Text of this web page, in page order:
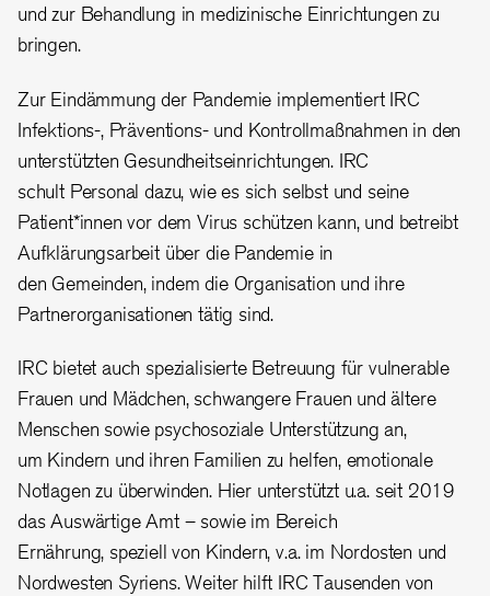
und zur Behandlung in medizinische Einrichtungen zu
bringen.
Zur Eindämmung der Pandemie implementiert IRC
Infektions-, Präventions- und Kontrollmaßnahmen in den
unterstützten Gesundheitseinrichtungen. IRC
schult Personal dazu, wie es sich selbst und seine
Patient*innen vor dem Virus schützen kann, und betreibt
Aufklärungsarbeit über die Pandemie in
den Gemeinden, indem die Organisation und ihre
Partnerorganisationen tätig sind.
IRC bietet auch spezialisierte Betreuung für vulnerable
Frauen und Mädchen, schwangere Frauen und ältere
Menschen sowie psychosoziale Unterstützung an,
um Kindern und ihren Familien zu helfen, emotionale
Notlagen zu überwinden. Hier unterstützt u.a. seit 2019
das Auswärtige Amt – sowie im Bereich
Ernährung, speziell von Kindern, v.a. im Nordosten und
Nordwesten Syriens. Weiter hilft IRC Tausenden von